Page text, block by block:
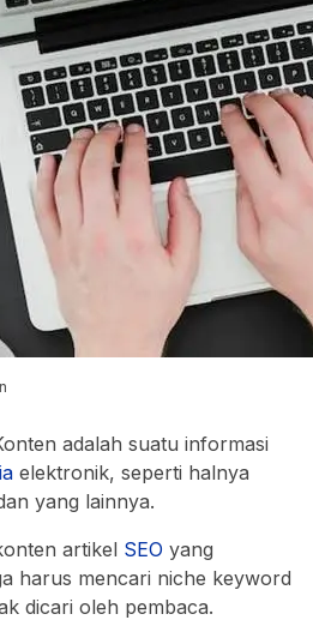
adalah suatu informasi
elektronik, seperti halnya
yang lainnya.
artikel SEO yang
harus mencari niche keyword
dicari oleh pembaca.